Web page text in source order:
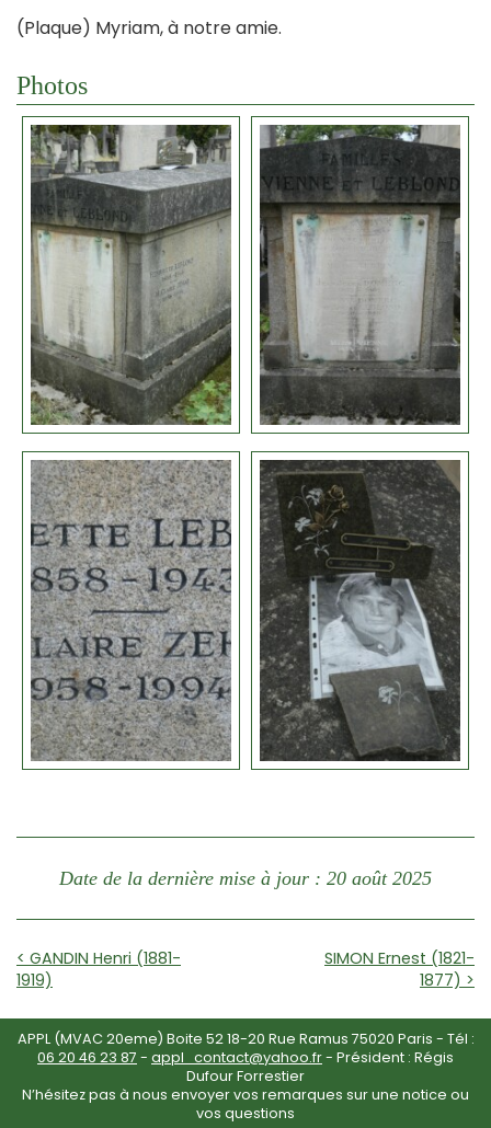
(Plaque) Myriam, à notre amie.
Photos
Date de la dernière mise à jour : 20 août 2025
< GANDIN Henri (1881-
1919)
SIMON Ernest (1821-
1877) >
APPL (MVAC 20eme) Boite 52 18-20 Rue Ramus 75020 Paris - Tél :
06 20 46 23 87 - appl_contact@yahoo.fr- Président : Régis
Dufour Forrestier
N’hésitez pas à nous envoyer vos remarques sur une notice ou
vos questions